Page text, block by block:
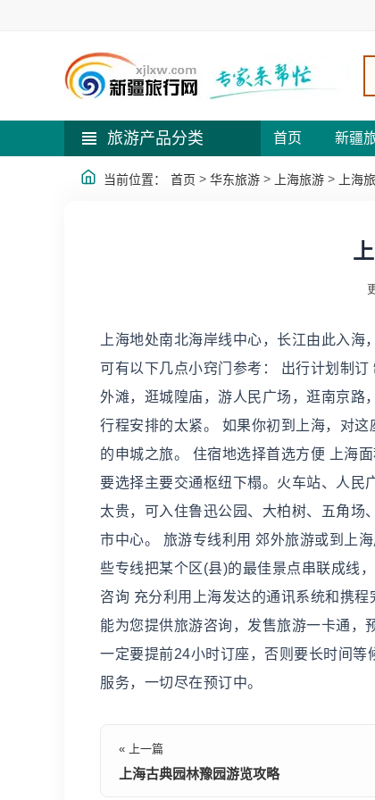
旅游产品分类 首页 新疆
当前位置： 首页 > 华东旅游 > 上海旅游 > 上海
上海地处南北海岸线中心，长江由此入
可有以下几点小窍门参考： 出行计划制
外滩，逛城隍庙，游人民广场，逛南京路
行程安排的太紧。 如果你初到上海，对
的申城之旅。 住宿地选择首选方便 上海
要选择主要交通枢纽下榻。火车站、人民
太贵，可入住鲁迅公园、大柏树、五角场
市中心。 旅游专线利用 郊外旅游或到上
些专线把某个区(县)的最佳景点串联成线
咨询 充分利用上海发达的通讯系统和携
能为您提供旅游咨询，发售旅游一卡通，
一定要提前24小时订座，否则要长时间等
服务，一切尽在预订中。
« 上一篇
上海古典园林豫园游览攻略